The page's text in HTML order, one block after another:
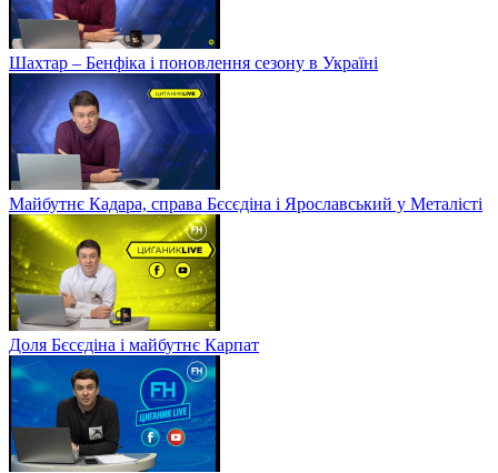
Шахтар – Бенфіка і поновлення сезону в Україні
Майбутнє Кадара, справа Бєсєдіна і Ярославський у Металісті
Доля Бєсєдіна і майбутнє Карпат